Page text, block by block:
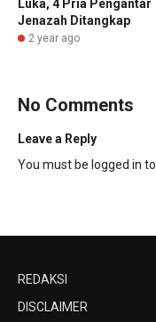
Luka, 4 Pria Pengantar
Jenazah Ditangkap
2 year ago
No Comments
Leave a Reply
You must be logged in
REDAKSI
DISCLAIMER